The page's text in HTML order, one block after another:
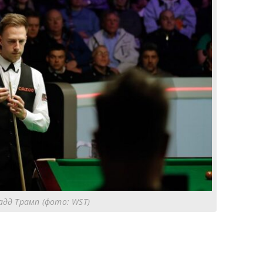
Трамп (фото: WST)